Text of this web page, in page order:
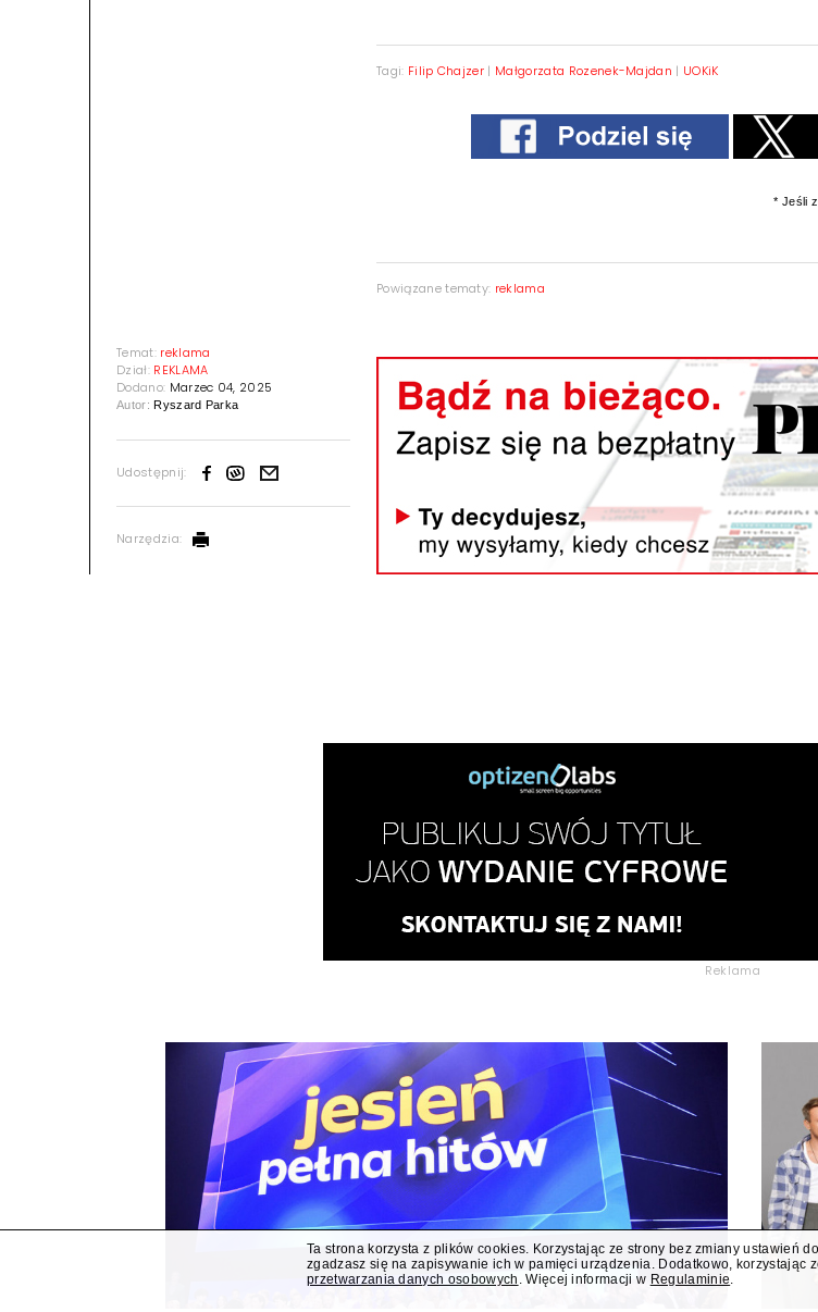
Temat: reklama
Dział: REKLAMA
Dodano: Marzec 04, 2025
Autor:Ryszard Parka
Udostępnij:
Narzędzia:
Tagi: Filip Chajzer | Małgorzata Rozenek-Majdan | UOKiK
* Jeśli
Powiązane tematy: reklama
Reklama
Ta strona korzysta z plików cookies. Korzystając ze strony bez zmiany ustawień
zgadzasz się na zapisywanie ich w pamięci urządzenia. Dodatkowo, korzystając
przetwarzania danych osobowych . Więcej informacji w Regulaminie.